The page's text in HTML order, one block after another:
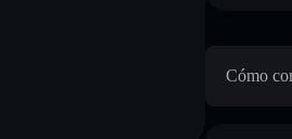
Cómo